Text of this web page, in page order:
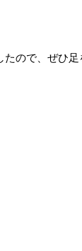
ので、ぜひ